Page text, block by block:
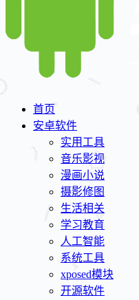
首页
安卓软件
实用工具
音乐影视
漫画小说
摄影修图
生活相关
学习教育
人工智能
系统工具
xposed模块
开源软件